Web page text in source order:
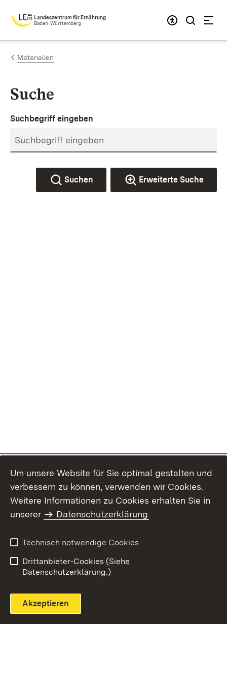
Zum Inhalt springen
Landeszentrum für Ernährung
Baden-Württemberg
Materialien
Suche
Suchbegriff eingeben
Suchen Erweiterte Suche
Themenübersicht
Um unsere Website für Sie optimal gestalten und
verbessern zu können, verwenden wir Cookies.
Weitere Informationen zu Cookies erhalten Sie in
unserer
Datenschutzerklärung.
Technisch notwendige Cookies
Drittanbieter-Cookies (Siehe
Datenschutzerklärung.)
Akzeptieren